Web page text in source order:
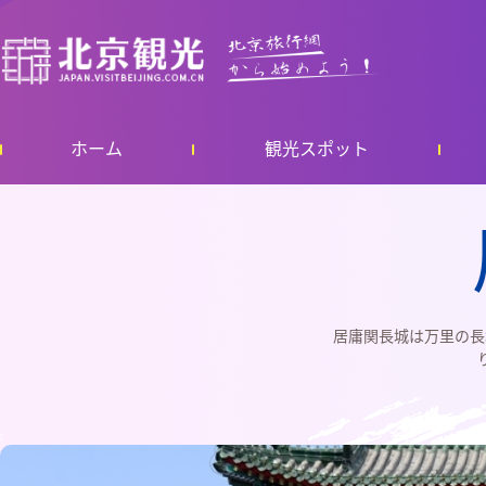
ホーム 観光スポット
居庸関長城は万里の